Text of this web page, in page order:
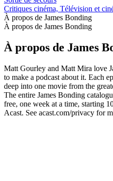
Critiques cinéma, Télévision et
À propos de James Bonding
À propos de James Bonding
À propos de James
Matt Gourley and Matt Mira love
to make a podcast about it. Each
deep into one movie from the
The entire James Bonding
free, one week at a time, starting
Acast. See acast.com/privacy for